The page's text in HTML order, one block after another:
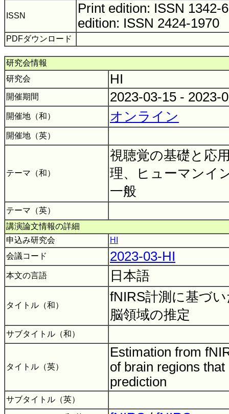
ISSN
Print edition: ISSN
edition: ISSN 2424-1970
PDFダウンロード
研究会情報
研究会
HI
開催期間 2023-03-15 - 2023-
開催地（和） オンライン
開催地（英）
テーマ（和）
視聴覚の基礎と応
理、ヒューマンイ
一般
テーマ（英）
講演論文情報の詳細
申込み研究会
HI
会議コード
2023-03-HI
本文の言語 日本語
タイトル（和）
fNIRS計測に基づ
脳領域の推定
サブタイトル（和）
タイトル（英）
Estimation from
of brain regions
prediction
サブタイトル（英）